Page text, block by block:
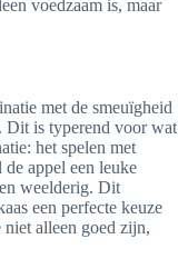
voedzaam is, maar
met de smeuïgheid
Dit is typerend voor wat
het spelen met
appel een leuke
weelderig. Dit
een perfecte keuze
niet alleen goed zijn,